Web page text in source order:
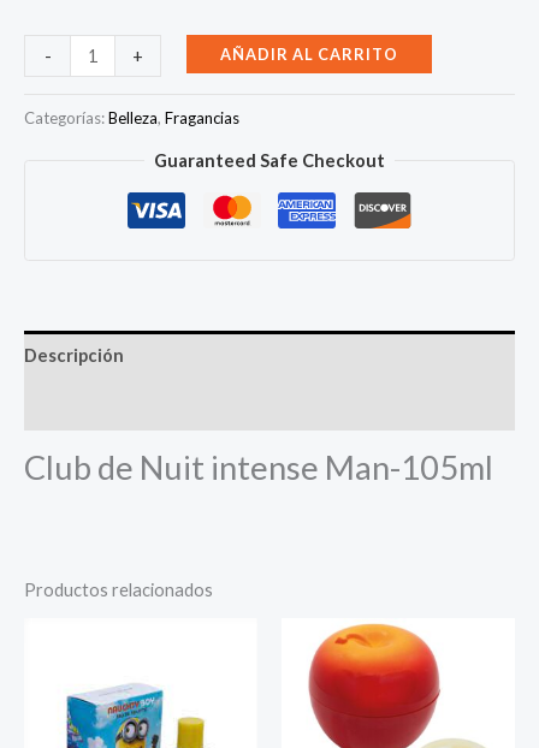
-
Nuit
+ AÑADIR AL CARRITO
Categorías:Belleza, Fragancias
Guaranteed Safe Checkout
Descripción
Club de Nuit intense Man-105ml
Productos relacionados